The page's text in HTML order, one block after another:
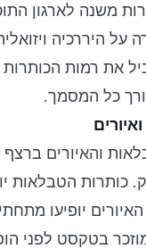
משנה לארגון
על היררכיה
את רמות
כל המסמך.
והאיורים ברצף
כותרות הטבלאות
יופיעו
מוזכר בטקסט לפני